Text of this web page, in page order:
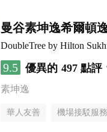
曼谷素坤逸希爾頓
DoubleTree by Hilton
9.5 優異的 497 點評
素坤逸
華人友善 機場接駁服務